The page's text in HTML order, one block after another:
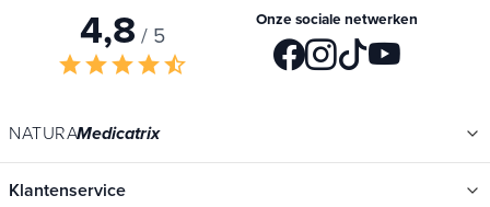
4,8 / 5
starstarstarstarstar_half
Onze sociale netwerken
NATURAMedicatrix
Klantenservice